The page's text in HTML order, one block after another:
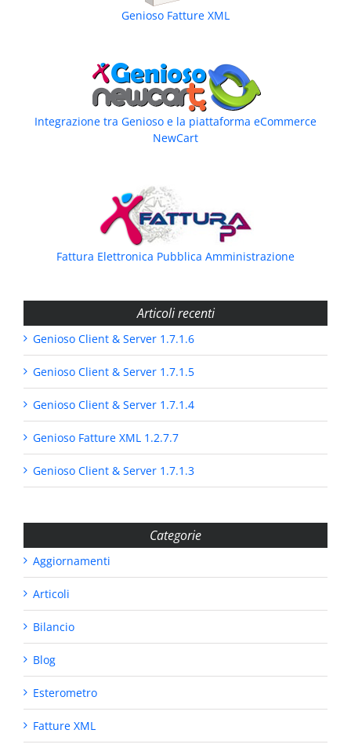
Genioso Fatture XML
Integrazione tra Genioso e la piattaforma eCommerce
NewCart
Fattura Elettronica Pubblica Amministrazione
Articoli recenti
Genioso Client & Server 1.7.1.6
Genioso Client & Server 1.7.1.5
Genioso Client & Server 1.7.1.4
Genioso Fatture XML 1.2.7.7
Genioso Client & Server 1.7.1.3
Categorie
Aggiornamenti
Articoli
Bilancio
Blog
Esterometro
Fatture XML